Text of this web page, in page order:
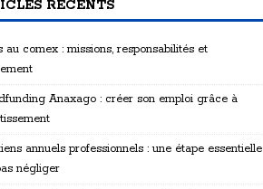
RÉCENTS
au comex : missions, responsabilités et
Anaxago : créer son emploi grâce à
annuels professionnels : une étape essentielle
négliger